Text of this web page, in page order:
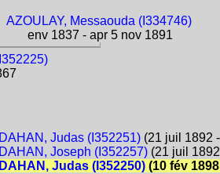
AZOULAY, Messaouda (I334746)
env 1837 - apr 5 nov 1891
DAHAN, Judas (I352251) (21 juil 1892
DAHAN, Joseph (I352257) (21 juil
DAHAN, Judas (I352250) (10 fév